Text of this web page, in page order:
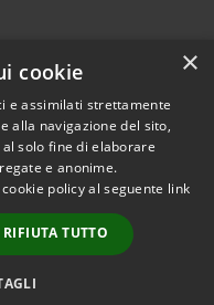
© 2026 • Comune di
Cremasco-Vidolasco •
Powered byMunicipium
Accesso redazione
×
cookie
e assimilati strettamente
alla navigazione del sito,
solo fine di elaborare
e anonime.
policy al seguente link
RIFIUTA TUTTO